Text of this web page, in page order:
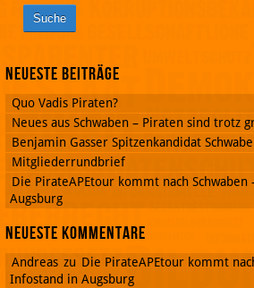
Neueste Beiträge
Quo Vadis Piraten?
Neues aus Schwaben – Piraten sind trotz
Benjamin Gasser Spitzenkandidat
Mitgliederrundbrief
Die PirateAPEtour kommt nach
Augsburg
Neueste Kommentare
Andreas zu Die PirateAPEtour kommt
Infostand in Augsburg